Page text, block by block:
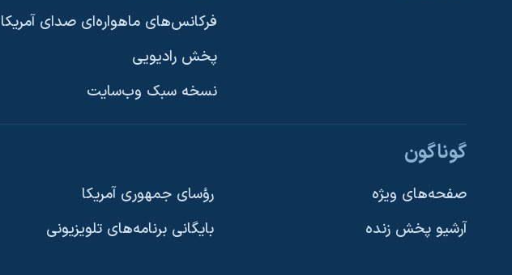
دنبال کنید
زبانهای مختلف
فرکانس‌های ماهواره‌ای صدای آمریکا
پخش رادیویی
نسخه سبک وب‌سایت
گوناگون
صفحه‌های ویژه
آرشیو پخش زنده
رؤسای جمهوری آمریکا
بایگانی برنامه‌های تلویزیونی